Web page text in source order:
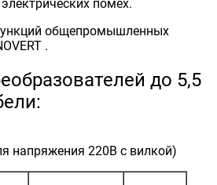
помех.
общепромышленных
.
до 5,5
напряжения 220В с вилкой)